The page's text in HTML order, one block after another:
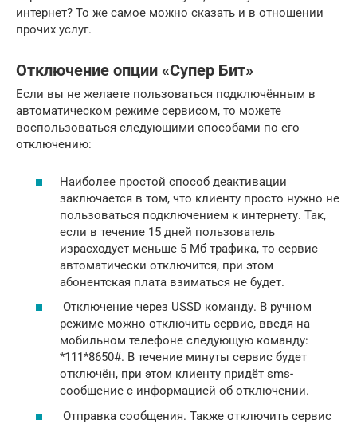
интернет? То же самое можно сказать и в отношении
прочих услуг.
Отключение опции «Супер Бит»
Если вы не желаете пользоваться подключённым в
автоматическом режиме сервисом, то можете
воспользоваться следующими способами по его
отключению:
Наиболее простой способ деактивации
заключается в том, что клиенту просто нужно не
пользоваться подключением к интернету. Так,
если в течение 15 дней пользователь
израсходует меньше 5 Мб трафика, то сервис
автоматически отключится, при этом
абонентская плата взиматься не будет.
Отключение через USSD команду. В ручном
режиме можно отключить сервис, введя на
мобильном телефоне следующую команду:
*111*8650#. В течение минуты сервис будет
отключён, при этом клиенту придёт sms-
сообщение с информацией об отключении.
Отправка сообщения. Также отключить сервис